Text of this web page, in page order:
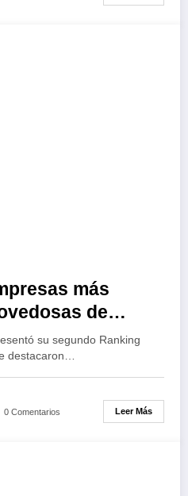
más
de
su segundo Ranking
destacaron…
0 Comentarios Leer Más